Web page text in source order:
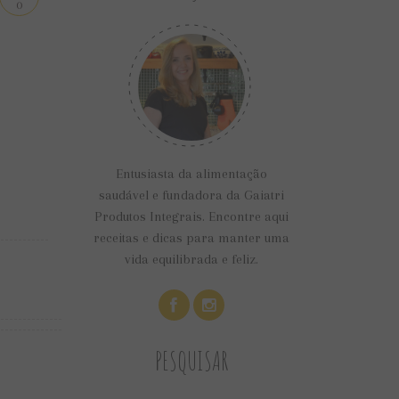
0
Entusiasta da alimentação
saudável e fundadora da Gaiatri
Produtos Integrais. Encontre aqui
receitas e dicas para manter uma
vida equilibrada e feliz.
PESQUISAR